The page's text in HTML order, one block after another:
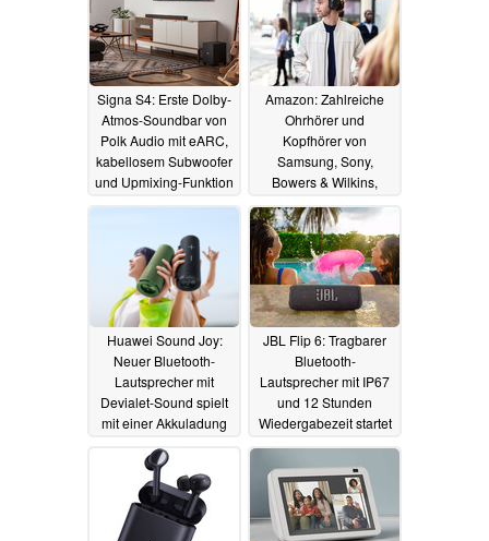
Signa S4: Erste Dolby-
Atmos-Soundbar von
Polk Audio mit eARC,
kabellosem Subwoofer
und Upmixing-Funktion
19.12.2021
Amazon: Zahlreiche
Ohrhörer und
Kopfhörer von
Samsung, Sony,
Bowers & Wilkins,
im Angebot13.12.2021
Huawei Sound Joy:
Neuer Bluetooth-
Lautsprecher mit
Devialet-Sound spielt
mit einer Akkuladung
13.12.2021
JBL Flip 6: Tragbarer
Bluetooth-
Lautsprecher mit IP67
und 12 Stunden
Wiedergabezeit startet
13.12.2021